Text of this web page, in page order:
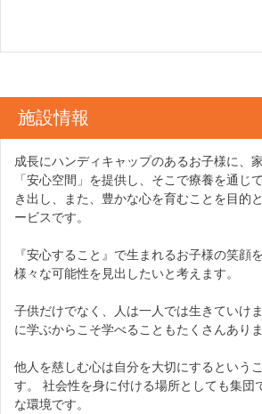
施設情報
成長にハンディキャップのあるお子様に、
「安心空間」を提供し、そこで療養を通じ
き出し、また、豊かな心を育むことを目的
ービスです。
『安心すること』で生まれるお子様の笑顔
様々な可能性を見出したいと考えます。
子供だけでなく、人は一人では生きていけ
に学ぶからこそ学べることもたくさんありま
他人を慈しむ心は自分を大切にするという
す。 社会性を身に付ける場所としても集団
な環境です。